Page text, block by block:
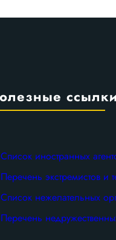
ссылки
Список иностранных
Перечень экстремистов и
Список нежелательных
Перечень